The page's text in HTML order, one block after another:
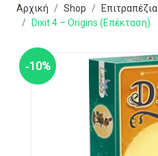
Αρχική Shop Επιτραπέζια
Dixit 4 – Origins (Επέκταση)
‑10%